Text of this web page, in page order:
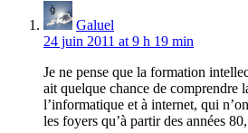
Galuel
24 juin 2011 at 9 h 19 min
Je ne pense que la formation
ait quelque chance de comprendre
l’informatique et à internet, qui
les foyers qu’à partir des années